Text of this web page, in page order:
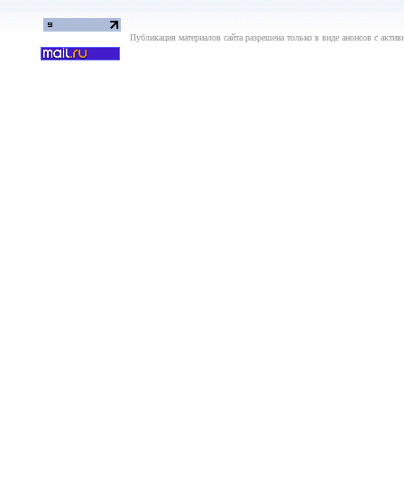
Публикация материалов сайта разрешена только в виде анонсов с